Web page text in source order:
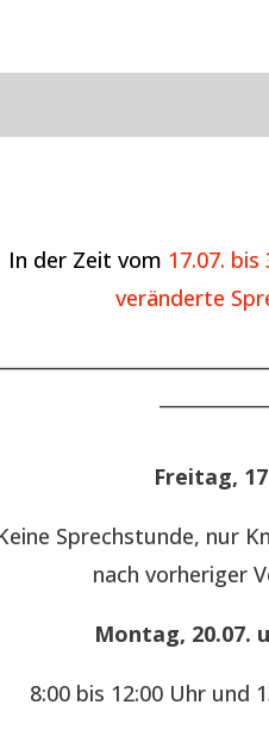
In der Zeit vom 17.07. bis
veränderte
Freitag,
Sprechstunde, nur
nach vorheriger
Montag, 20.07.
8:00 bis 12:00 Uhr und